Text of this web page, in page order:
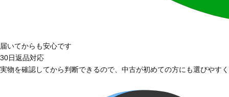
届いてからも安心です
30日返品対応
実物を確認してから判断できるので、中古が初めての方にも選びやす